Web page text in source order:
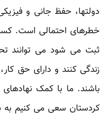
دولتها، حفظ جانی و
خطرهای احتمالی است.
ثبت می شود می توانند
زندگی کنند و دارای حق
کردستان سعی می کنیم به